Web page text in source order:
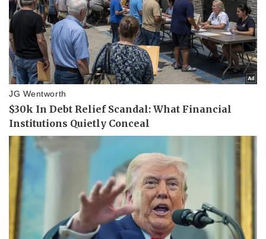
Thể thao
Bóng đá
Lịch thi đấu bóng đá
eSports
Hậu trường
Ô tô